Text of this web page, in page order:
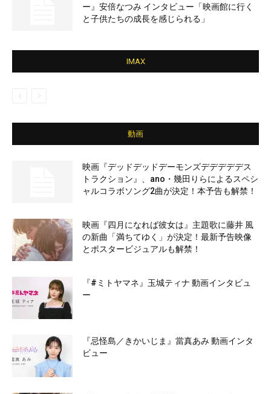
ー』安倍なつみ インタビュー「映画館に行く
と子供たちの成長を感じられる」
IMAX
動画
映画『デッドデッドデーモンズデデデデデス
トラクション』、ano・幾田りらによるスペシ
ャルコラボソング2曲が決定！本予告も解禁！
映画『四月になれば彼女は』主題歌に藤井 風
の新曲「満ちてゆく」が決定！最新予告映像
とポスタービジュアルも解禁！
『#ミトヤマネ』玉城ティナ 動画インタビュ
ー
『忌怪島／きかいじま』當真あみ 動画インタ
ビュー